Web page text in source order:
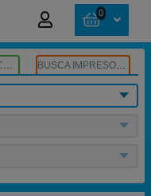
0
BUSCA CARTUCHOS BUSCA IMPRESORA